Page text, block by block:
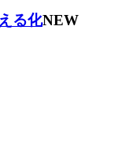
る化NEW